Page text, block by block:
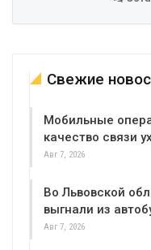
Свежие
Мобильные
качество связи
Авг 7, 2026
Во Львовской
выгнали из
Авг 7, 2026